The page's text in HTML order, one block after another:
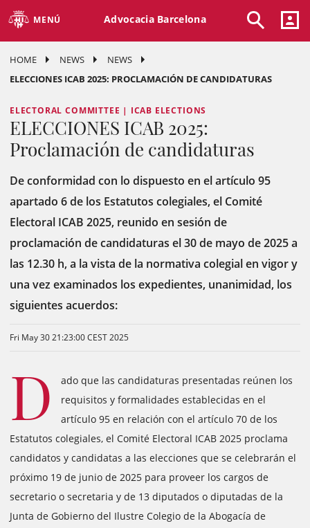
MENÚ Advocacia Barcelona
HOME NEWS
NEWS
ELECCIONES ICAB 2025: PROCLAMACIÓN DE CANDIDATURAS
ELECTORAL COMMITTEE | ICAB ELECTIONS
ELECCIONES ICAB 2025:
Proclamación de candidaturas
De conformidad con lo dispuesto en el artículo 95
apartado 6 de los Estatutos colegiales, el Comité
Electoral ICAB 2025, reunido en sesión de
proclamación de candidaturas el 30 de mayo de 2025 a
las 12.30 h, a la vista de la normativa colegial en vigor y
una vez examinados los expedientes, unanimidad, los
siguientes acuerdos:
Fri May 30 21:23:00 CEST 2025
D
ado que las candidaturas presentadas reúnen los
requisitos y formalidades establecidas en el
artículo 95 en relación con el artículo 70 de los
Estatutos colegiales, el Comité Electoral ICAB 2025 proclama
candidatos y candidatas a las elecciones que se celebrarán el
próximo 19 de junio de 2025 para proveer los cargos de
secretario o secretaria y de 13 diputados o diputadas de la
Junta de Gobierno del Ilustre Colegio de la Abogacía de